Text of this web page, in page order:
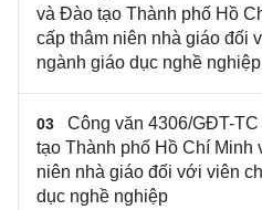
và Đào tạo Thành phố Hồ
cấp thâm niên nhà giáo đối
ngành giáo dục nghề nghiệp
03
Công văn 4306/GĐT-
tạo Thành phố Hồ Chí Minh
niên nhà giáo đối với viên
dục nghề nghiệp